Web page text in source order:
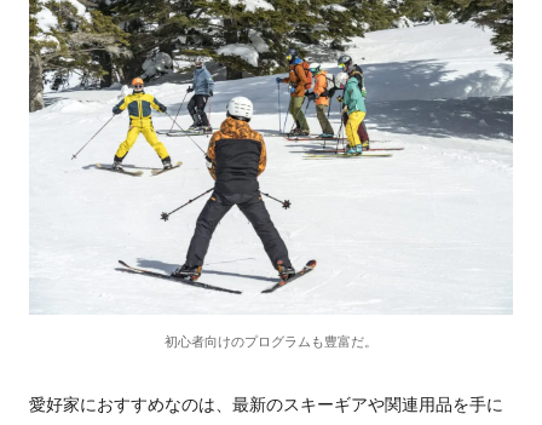
初心者向けのプログラムも豊富だ。
愛好家におすすめなのは、最新のスキーギアや関連用品を手に